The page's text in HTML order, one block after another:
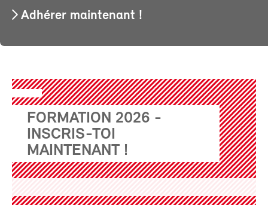
Adhérer maintenant !
FORMATION 2026 -
INSCRIS-TOI
MAINTENANT !